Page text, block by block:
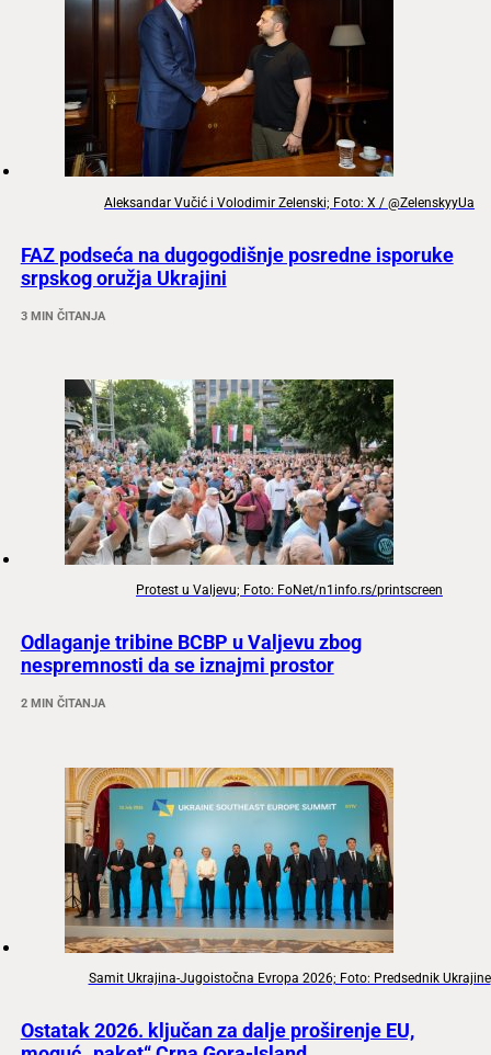
Aleksandar Vučić i Volodimir Zelenski; Foto: X / @ZelenskyyUa
FAZ podseća na dugogodišnje posredne isporuke
srpskog oružja Ukrajini
3 MIN ČITANJA
Protest u Valjevu; Foto: FoNet/n1info.rs/printscreen
Odlaganje tribine BCBP u Valjevu zbog
nespremnosti da se iznajmi prostor
2 MIN ČITANJA
Samit Ukrajina-Jugoistočna Evropa 2026; Foto: Predsednik Ukrajine
Ostatak 2026. ključan za dalje proširenje EU,